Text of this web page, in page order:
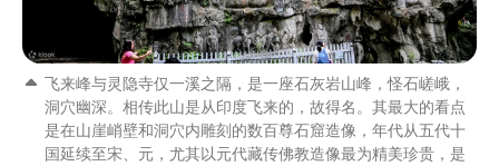
飞来峰与灵隐寺仅一溪之隔，是一座石灰岩山峰，怪石嵯峨，
洞穴幽深。相传此山是从印度飞来的，故得名。其最大的看点
是在山崖峭壁和洞穴内雕刻的数百尊石窟造像，年代从五代十
国延续至宋、元，尤其以元代藏传佛教造像最为精美珍贵，是